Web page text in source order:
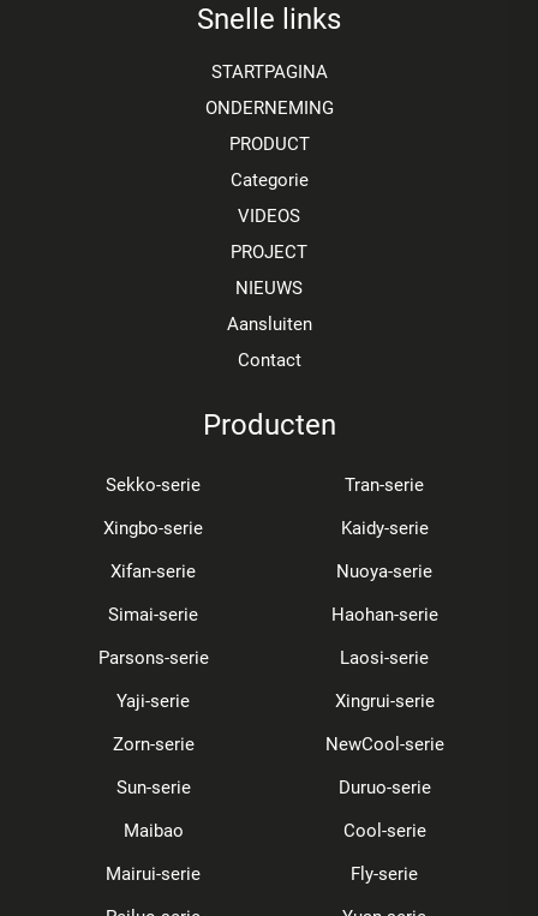
Snelle links
STARTPAGINA
ONDERNEMING
PRODUCT
Categorie
VIDEOS
PROJECT
NIEUWS
Aansluiten
Contact
Producten
Sekko-serie
Tran-serie
Xingbo-serie
Kaidy-serie
Xifan-serie
Nuoya-serie
Simai-serie
Haohan-serie
Parsons-serie
Laosi-serie
Yaji-serie
Xingrui-serie
Zorn-serie
NewCool-serie
Sun-serie
Duruo-serie
Maibao
Cool-serie
Mairui-serie
Fly-serie